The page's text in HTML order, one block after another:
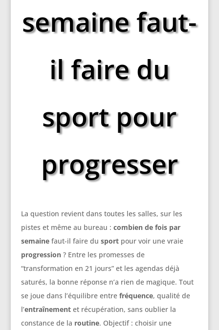
semaine faut-
il faire du
sport pour
progresser
La question revient dans toutes les salles, sur les
pistes et même au bureau : combien de fois par
semainefaut-il faire du sportpour voir une vraie
progression? Entre les promesses de
“transformation en 21 jours” et les agendas déjà
saturés, la bonne réponse n’a rien de magique. Tout
se joue dans l’équilibre entre fréquence, qualité de
l’entraînementet récupération, sans oublier la
constance de la routine. Objectif : choisir une